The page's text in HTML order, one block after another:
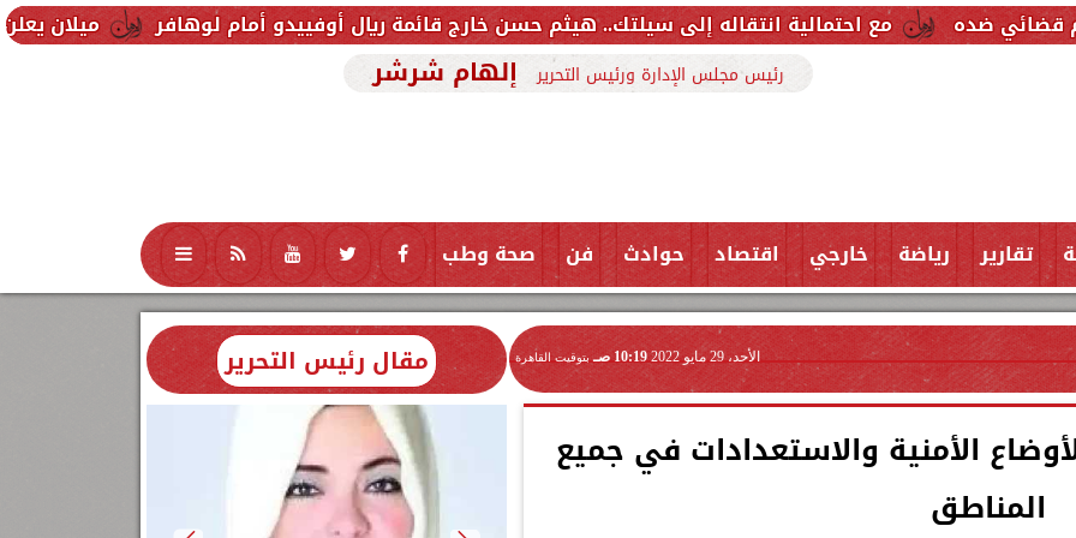
ميلان يعلن فسخ عقد مع احتمالية انتقاله إلى سيلتك.. هيثم حسن خارج قائمة ريال أوفييدو أمام لوهافر
رئيس مجلس الإدارة ورئيس التحرير إلهام شرشر
تقارير رياضة خارجي اقتصاد حوادث فن صحة وطب تكنولوجيا منوعات محافظات
الأحد، 29 مايو 2022 10:19 صـ بتوقيت القاهرة
الأمنية والاستعدادات في جميع
المناطق
مقال رئيس التحرير